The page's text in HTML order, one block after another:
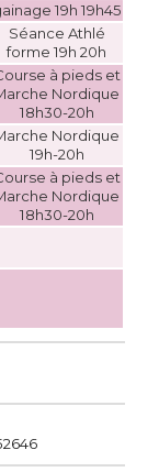
19h 19h45
Séance Athlé
forme 19h 20h
à pieds et
Nordique
18h30-20h
Nordique
19h-20h
à pieds et
Nordique
18h30-20h